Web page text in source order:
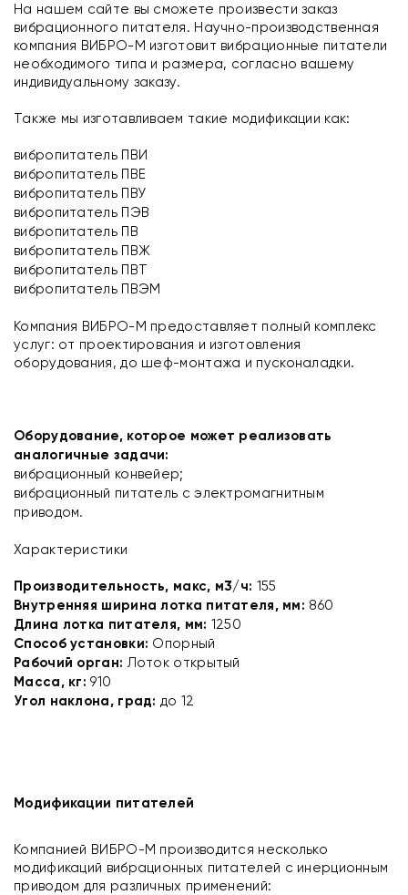
На нашем сайте вы сможете произвести заказ
вибрационного питателя. Научно-производственная
компания ВИБРО-М изготовит вибрационные питатели
необходимого типа и размера, согласно вашему
индивидуальному заказу.
Также мы изготавливаем такие модификации как:
вибропитатель ПВИ
вибропитатель ПВЕ
вибропитатель ПВУ
вибропитатель ПЭВ
вибропитатель ПВ
вибропитатель ПВЖ
вибропитатель ПВТ
вибропитатель ПВЭМ
Компания ВИБРО-М предоставляет полный комплекс
услуг: от проектирования и изготовления
оборудования, до шеф-монтажа и пусконаладки.
Оборудование, которое может реализовать
аналогичные задачи:
вибрационный конвейер;
вибрационный питатель с электромагнитным
приводом.
Характеристики
Производительность, макс, м3/ч: 155
Внутренняя ширина лотка питателя, мм: 860
Длина лотка питателя, мм: 1250
Способ установки: Опорный
Рабочий орган: Лоток открытый
Масса, кг: 910
Угол наклона, град: до 12
Модификации питателей
Компанией ВИБРО-М производится несколько
модификаций вибрационных питателей с инерционным
приводом для различных применений: